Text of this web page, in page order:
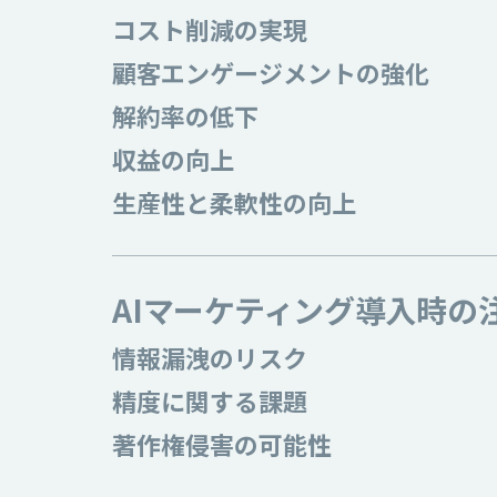
コスト削減の実現
顧客エンゲージメントの強化
解約率の低下
収益の向上
生産性と柔軟性の向上
AIマーケティング導入時の
情報漏洩のリスク
精度に関する課題
著作権侵害の可能性